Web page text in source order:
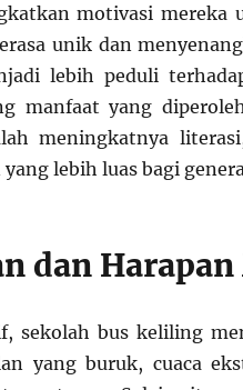
motivasi mereka
unik dan
lebih peduli
manfaat yang
meningkatnya
lebih luas bagi
dan Harapan
sekolah bus keliling
yang buruk, cuaca